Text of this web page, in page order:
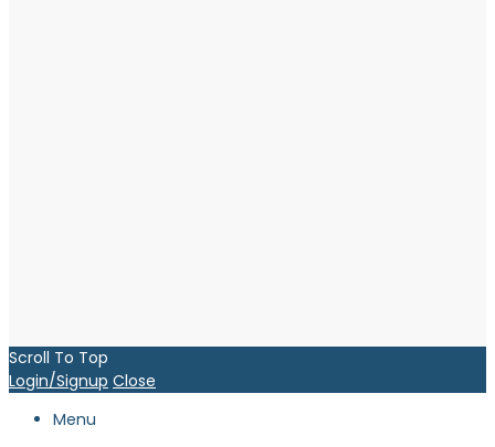
Scroll To Top
Login/Signup Close
Menu